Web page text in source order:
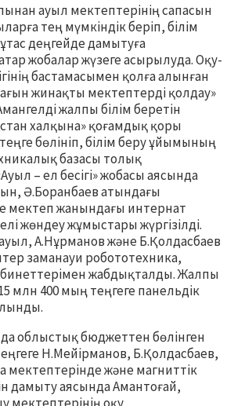
ауыл мектептерінің сапасын
тең мүмкіндік беріп, білім
деңгейде дамытуға
жобалар жүзеге асырылуда. Оқу-
бастамасымен қолға алынған
жинақты мектептерді қолдау»
жалпы білім беретін
халқына» қоғамдық қоры
бөлініп, білім беру ұйымының
базасы толық
– ел бесігі» жобасы аясында
Ә.Боранбаев атындағы
мектеп жанындағы интернат
жөндеу жұмыстары жүргізілді.
А.Нұрманов және Б.Қолдасбаев
заманауи робототехника,
жабдықталды. Жалпы
млн 400 мың теңгеге панельдік
облыстық бюджеттен бөлінген
Н.Мейірманов, Б.Қолдасбаев,
және магниттік
дамыту аясында Амантоғай,